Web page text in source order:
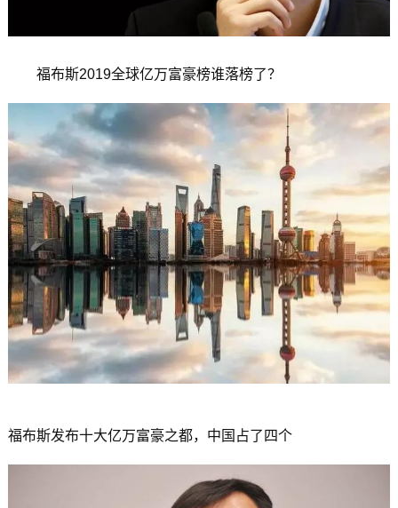
福布斯2019全球亿万富豪榜谁落榜了？
福布斯发布十大亿万富豪之都，中国占了四个